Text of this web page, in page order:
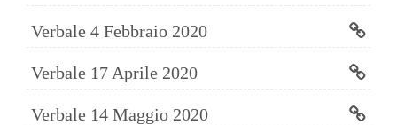
Verbale 4 Febbraio 2020
Verbale 17 Aprile 2020
Verbale 14 Maggio 2020